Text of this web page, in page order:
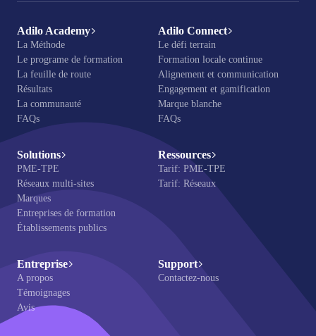
Adilo Academy
La Méthode
Le programe de formation
La feuille de route
Résultats
La communauté
FAQs
Adilo Connect
Le défi terrain
Formation locale continue
Alignement et communication
Engagement et gamification
Marque blanche
FAQs
Solutions
PME-TPE
Réseaux multi-sites
Marques
Entreprises de formation
Établissements publics
Ressources
Tarif: PME-TPE
Tarif: Réseaux
Entreprise
A propos
Témoignages
Avis
Support
Contactez-nous